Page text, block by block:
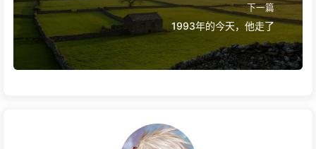
下一篇
1993年的今天，他走了